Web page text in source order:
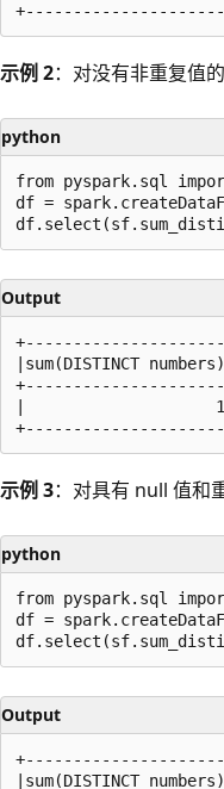
示例 2：对没有非重复值
python
from pyspark.sql
df =
Output
+---------------------
|sum(DISTINCT
+---------------------
|
示例 3：对具有 null 值和
python
from pyspark.sql
df =
Output
+---------------------
|sum(DISTINCT